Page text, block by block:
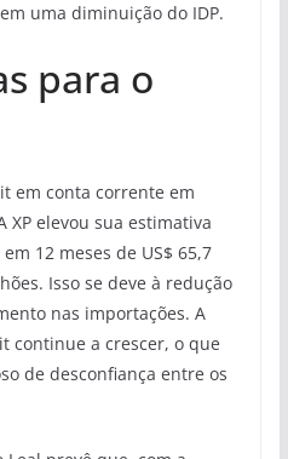
uma diminuição do IDP.
para o
em conta corrente em
XP elevou sua estimativa
12 meses de US$ 65,7
Isso se deve à redução
nas importações. A
continue a crescer, o que
de desconfiança entre os